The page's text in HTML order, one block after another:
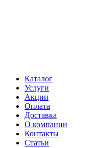
Каталог
Услуги
Акции
Оплата
Доставка
О компании
Контакты
Статьи